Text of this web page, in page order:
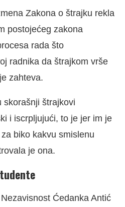
Zakona o štrajku rekla
postojećeg zakona
rada što
radnika da štrajkom vrše
zahteva.
skorašnji štrajkovi
i iscrpljujući, to je jer im je
biko kakvu smislenu
je ona.
Ćedanka Antić